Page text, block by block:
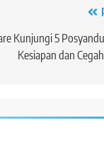
Kunjungi 5
Kesiapan dan